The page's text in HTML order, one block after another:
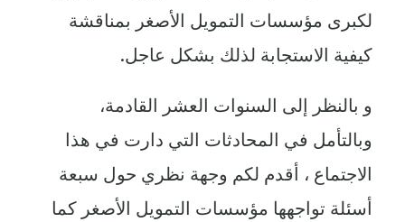
لكبرى مؤسسات التمويل الأصغر بمناقشة
كيفية الاستجابة لذلك بشكل عاجل.
و بالنظر إلى السنوات العشر القادمة،
وبالتأمل في المحادثات التي دارت في هذا
الاجتماع ، أقدم لكم وجهة نظري حول سبعة
أسئلة تواجهها مؤسسات التمويل الأصغر كما